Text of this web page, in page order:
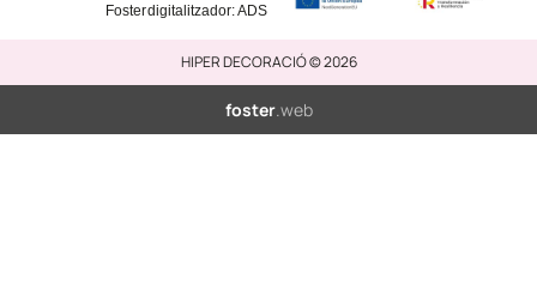
digitalitzador: ADS
Foster
HIPER DECORACIÓ © 2026
foster.web